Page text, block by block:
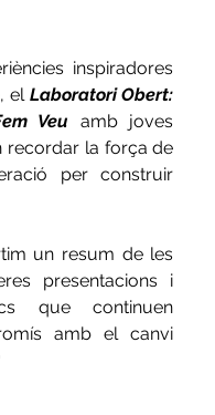
inspiradores
, el Laboratori Obert:
Veu amb joves
recordar la força de
per construir
un resum de les
presentacions i
que continuen
amb el canvi